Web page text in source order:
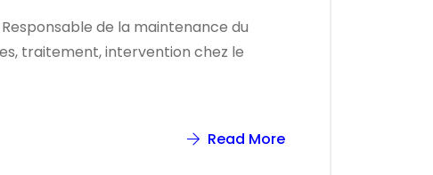
de la maintenance du
traitement, intervention chez le
Read More